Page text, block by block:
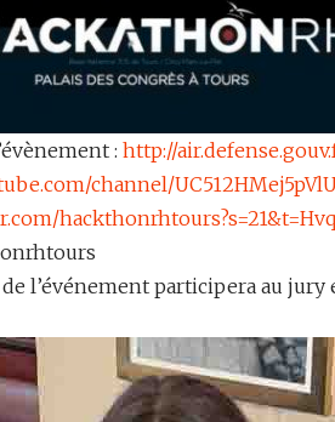
: http://
channel/
l’événement participera au jury